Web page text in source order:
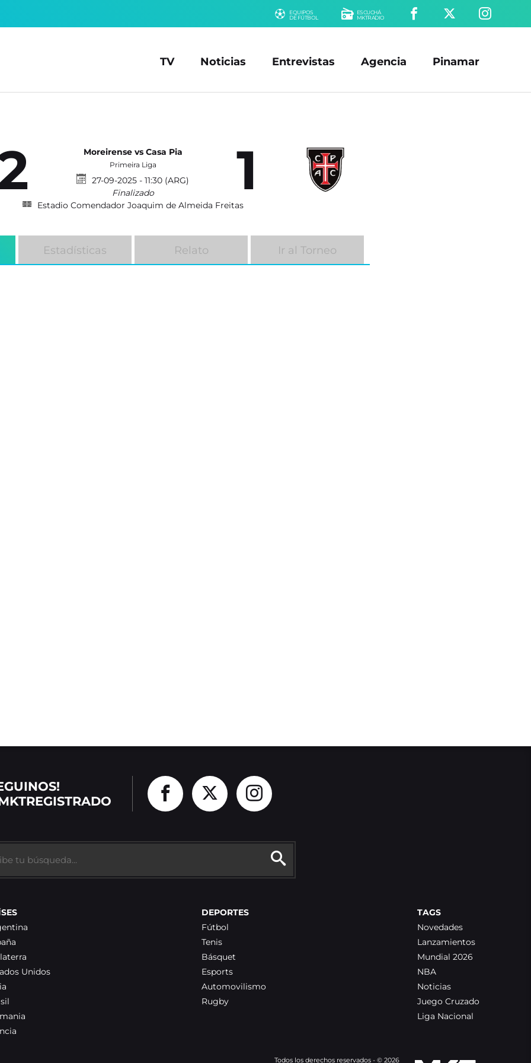
EQUIPOS
DE FÚTBOL
ESCUCHÁ
MKTRADIO
TV Noticias Entrevistas Agencia Pinamar
1
Moreirense vs Casa Pia
Primeira Liga
27-09-2025 - 11:30 (ARG)
Finalizado
Estadio Comendador Joaquim de Almeida Freitas
Estadísticas Relato Ir al Torneo
Unidos
DEPORTES
Fútbol
Tenis
Básquet
Esports
Automovilismo
Rugby
TAGS
Novedades
Lanzamientos
Mundial 2026
NBA
Noticias
Juego Cruzado
Liga Nacional
Todos los derechos reservados - © 2026